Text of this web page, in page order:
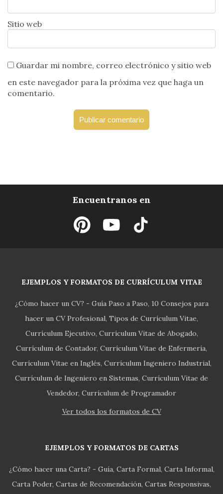
Sitio web
Guardar mi nombre, correo electrónico y sitio web
en este navegador para la próxima vez que haga un
comentario.
Encuentranos en
EJEMPLOS Y FORMATOS DE CURRÍCULUM VITAE
¿Cómo hacer un CV? - Guía Paso a Paso 10 Consejos para
hacer un CV Profesional Tipos de Currículum Vitae
Currículum Ejecutivo Currículum Vitae de Abogado
Currículum de Contador Currículum Vitae de Enfermería
Currículum Vitae en Inglés Currículum Ingeniero Industrial
Currículum de Ingeniero en Sistemas Currículum Vitae de
Vendedor Currículum de Programador
Ver todos los formatos de CV
EJEMPLOS Y FORMATOS DE CARTAS
¿Cómo hacer una Carta? - Guía Carta Formal Carta Informal
Carta Poder Cartas de Recomendación Cartas Responsivas